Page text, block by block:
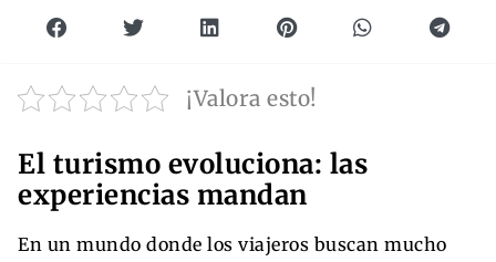
¡Valora esto!
El turismo evoluciona: las
experiencias mandan
En un mundo donde los viajeros buscan mucho